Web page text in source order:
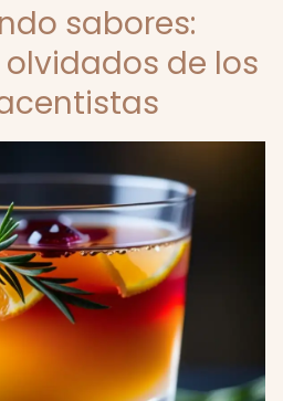
sabores:
de los